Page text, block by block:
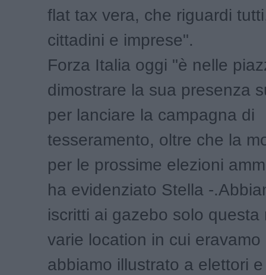
flat tax vera, che riguardi
cittadini e imprese".
Forza Italia oggi "è nelle
dimostrare la sua presenza
per lanciare la campagna di
tesseramento, oltre che la
per le prossime elezioni
ha evidenziato Stella -
iscritti ai gazebo solo questa
varie location in cui
abbiamo illustrato a elettori e